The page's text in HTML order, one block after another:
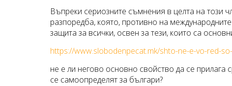
Въпреки сериозните съмнения в целта на този
разпоредба, която, противно на
защита за всички, освен за тези, които са
https://www.slobodenpecat.mk/shto-ne-e-vo-red-
не е ли негово основно свойство да се прилага
се самоопределят за българи?